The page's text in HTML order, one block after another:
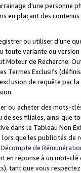
d'une personne
en plaçant des
ou utiliser d’une
toute variante ou
Moteur de Recherche.
Termes Exclusifs
de requête
ou acheter des mots-
ses filiales, ainsi que
dans le Tableau Non
que les publicités de
Décompte de
en réponse à un mot-
tant que vous